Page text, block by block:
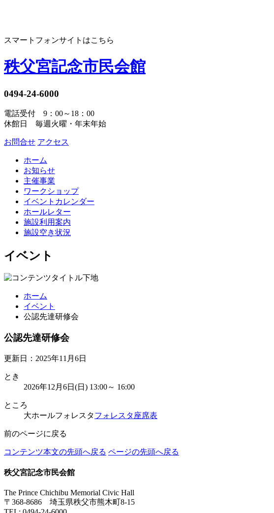
スマートフォンサイトはこちら
秩父宮記念市民会館
0494-24-6000
電話受付 9：00～18：00
休館日 毎週火曜・年末年始
お問合せ アクセス
ホーム
お知らせ
主催事業
ワークショップ
イベントカレンダー
ホールレター
施設利用案内
施設空き状況
イベント
ホーム
イベント
公認先達研修会
公認先達研修会
更新日：2025年11月6日
とき
2026年12月6日(日) 13:00～ 16:00
ところ
大ホールフォレスタフォレスタ座席表
前のページに戻る
コンテンツ本文の先頭へ戻る ページの先頭へ戻る
秩父宮記念市民会館
The Prince Chichibu Memorial Civic Hall
〒368-8686 埼玉県秩父市熊木町8-15